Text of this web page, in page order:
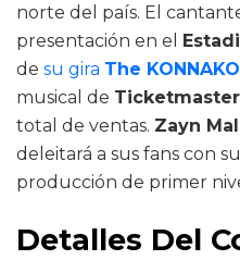
norte del país. El
presentación en el
de su gira The
musical de Ticketmaster
total de ventas. Zayn
deleitará a sus fans con
producción de primer
Detalles Del